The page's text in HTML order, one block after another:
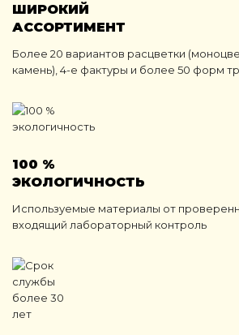
ШИРОКИЙ
АССОРТИМЕНТ
Более 20 вариантов расцветки
камень), 4-е фактуры и более 50 форм
100 %
ЭКОЛОГИЧНОСТЬ
Используемые материалы от
входящий лабораторный контроль